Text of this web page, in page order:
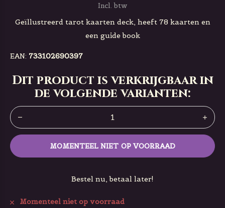
Incl. btw
Geïllustreerd tarot kaarten deck, heeft 78 kaarten en
een guide book
EAN: 733102690397
Dit product is verkrijgbaar in
de volgende varianten:
MOMENTEEL NIET OP VOORRAAD
Bestel nu, betaal later!
Momenteel niet op voorraad